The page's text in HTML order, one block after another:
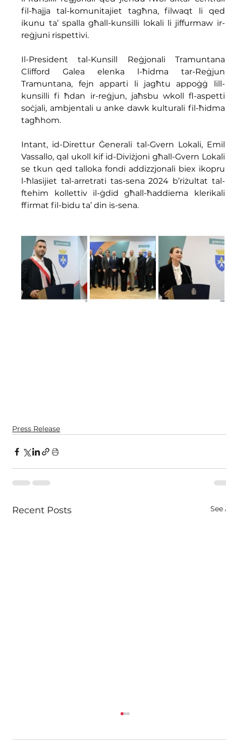
fil-ħajja tal-komunitajiet tagħna, filwaqt li qed
ikunu ta’ spalla għall-kunsilli lokali li jiffurmaw ir-
reġjuni rispettivi.
Il-President tal-Kunsill Reġjonali Tramuntana
Clifford Galea elenka l-ħidma tar-Reġjun
Tramuntana, fejn apparti li jagħtu appoġġ lill-
kunsilli fi ħdan ir-reġjun, jaħsbu wkoll fl-aspetti
soċjali, ambjentali u anke dawk kulturali fil-ħidma
tagħhom.
Intant, id-Direttur Ġenerali tal-Gvern Lokali, Emil
Vassallo, qal ukoll kif id-Diviżjoni għall-Gvern Lokali
se tkun qed talloka fondi addizzjonali biex ikopru
l-ħlasijiet tal-arretrati tas-sena 2024 b’riżultat tal-
ftehim kollettiv il-ġdid għall-ħaddiema klerikali
ffirmat fil-bidu ta’ din is-sena.
Press Release
Recent Posts See